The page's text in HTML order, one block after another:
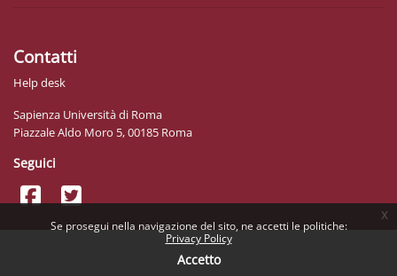
Se prosegui nella navigazione del sito, ne accetti le politiche:
Privacy Policy
Accetto
x
Contatti
Help desk
Sapienza Università di Roma
Piazzale Aldo Moro 5, 00185 Roma
Seguici